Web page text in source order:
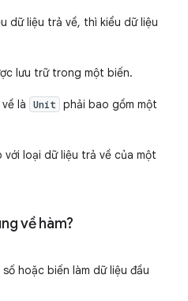
dữ liệu trả về, thì kiểu dữ liệu
lưu trữ trong một biến.
là Unit
phải bao gồm một
loại dữ liệu trả về của một
về hàm?
hoặc biến làm dữ liệu đầu